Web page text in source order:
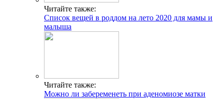
Читайте также:
Список вещей в роддом на лето 2020 для мамы и
малыша
Читайте также:
Можно ли забеременеть при аденомиозе матки